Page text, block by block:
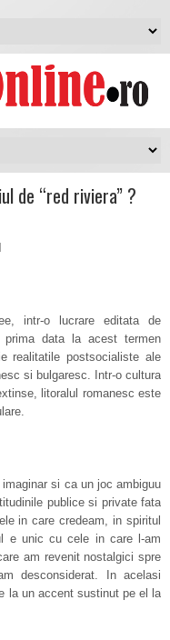
de “red riviera” ?
intr-o lucrare editata de
prima data la acest termen
realitatile postsocialiste ale
si bulgaresc. Intr-o cultura
litoralul romanesc este
si ca un joc ambiguu
publice si private fata
in care credeam, in spiritul
e unic cu cele in care l-am
am revenit nostalgici spre
desconsiderat. In acelasi
la un accent sustinut pe el la